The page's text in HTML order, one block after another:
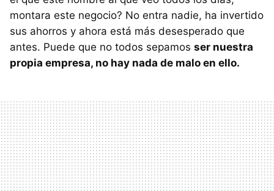
montara este negocio? No entra nadie, ha invertido
sus ahorros y ahora está más desesperado que
antes. Puede que no todos sepamos ser nuestra
propia empresa, no hay nada de malo en ello.